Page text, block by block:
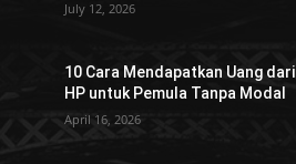
July 12, 2026
10 Cara Mendapatkan Uang dari
HP untuk Pemula Tanpa Modal
April 16, 2026